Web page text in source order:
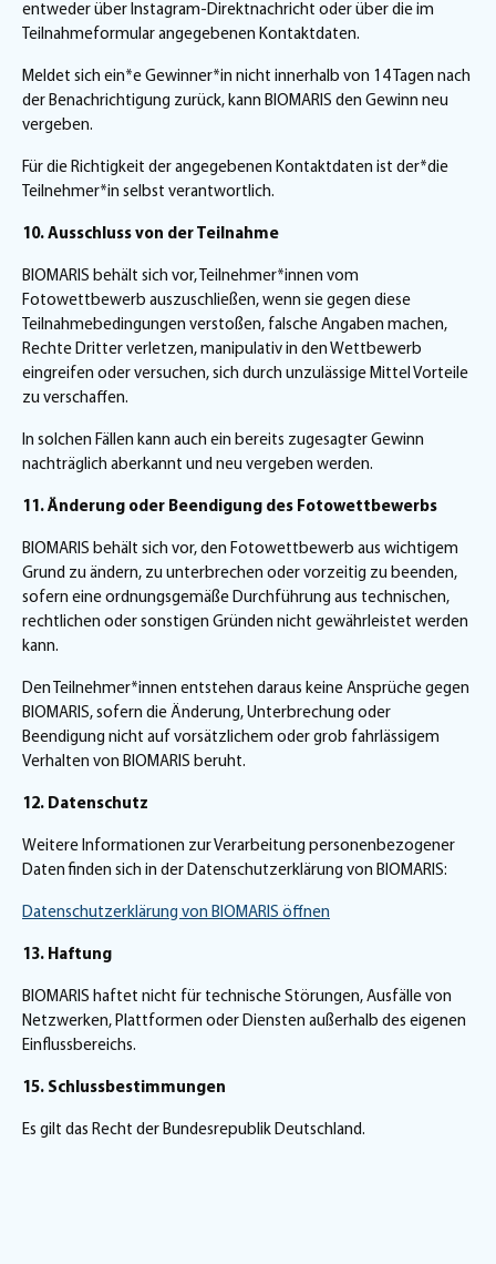
entweder über Instagram-Direktnachricht oder über die im
Teilnahmeformular angegebenen Kontaktdaten.
Meldet sich ein*e Gewinner*in nicht innerhalb von 14 Tagen nach
der Benachrichtigung zurück, kann BIOMARIS den Gewinn neu
vergeben.
Für die Richtigkeit der angegebenen Kontaktdaten ist der*die
Teilnehmer*in selbst verantwortlich.
10. Ausschluss von der Teilnahme
BIOMARIS behält sich vor, Teilnehmer*innen vom
Fotowettbewerb auszuschließen, wenn sie gegen diese
Teilnahmebedingungen verstoßen, falsche Angaben machen,
Rechte Dritter verletzen, manipulativ in den Wettbewerb
eingreifen oder versuchen, sich durch unzulässige Mittel Vorteile
zu verschaffen.
In solchen Fällen kann auch ein bereits zugesagter Gewinn
nachträglich aberkannt und neu vergeben werden.
11. Änderung oder Beendigung des Fotowettbewerbs
BIOMARIS behält sich vor, den Fotowettbewerb aus wichtigem
Grund zu ändern, zu unterbrechen oder vorzeitig zu beenden,
sofern eine ordnungsgemäße Durchführung aus technischen,
rechtlichen oder sonstigen Gründen nicht gewährleistet werden
kann.
Den Teilnehmer*innen entstehen daraus keine Ansprüche gegen
BIOMARIS, sofern die Änderung, Unterbrechung oder
Beendigung nicht auf vorsätzlichem oder grob fahrlässigem
Verhalten von BIOMARIS beruht.
12. Datenschutz
Weitere Informationen zur Verarbeitung personenbezogener
Daten finden sich in der Datenschutzerklärung von BIOMARIS:
Datenschutzerklärung von BIOMARIS öffnen
13. Haftung
BIOMARIS haftet nicht für technische Störungen, Ausfälle von
Netzwerken, Plattformen oder Diensten außerhalb des eigenen
Einflussbereichs.
15. Schlussbestimmungen
Es gilt das Recht der Bundesrepublik Deutschland.